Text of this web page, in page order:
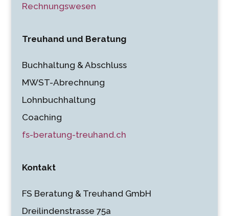
Rechnungswesen
Treuhand und Beratung
Buchhaltung & Abschluss
MWST-Abrechnung
Lohnbuchhaltung
Coaching
fs-beratung-treuhand.ch
Kontakt
FS Beratung & Treuhand GmbH
Dreilindenstrasse 75a